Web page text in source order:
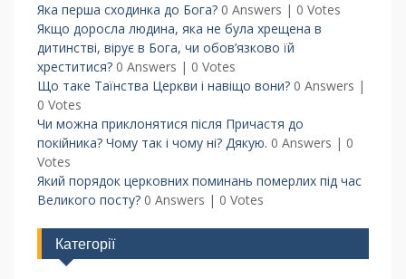
Яка перша сходинка до Бога? 0 Answers | 0 Votes
Якщо доросла людина, яка не була хрещена в
дитинстві, вірує в Бога, чи обов’язково їй
хреститися? 0 Answers | 0 Votes
Що таке Таїнства Церкви і навіщо вони? 0 Answers |
0 Votes
Чи можна приклонятися після Причастя до
покійника? Чому так і чому ні? Дякую. 0 Answers | 0
Votes
Який порядок церковних поминань померлих під час
Великого посту? 0 Answers | 0 Votes
Категорії